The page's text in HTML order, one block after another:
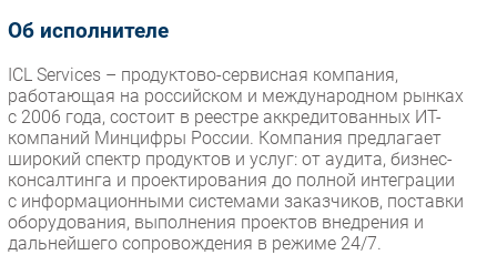
Об исполнителе
ICL Services – продуктово-сервисная компания,
работающая на российском и международном рынках
с 2006 года, состоит в реестре аккредитованных ИТ-
компаний Минцифры России. Компания предлагает
широкий спектр продуктов и услуг: от аудита, бизнес-
консалтинга и проектирования до полной интеграции
с информационными системами заказчиков, поставки
оборудования, выполнения проектов внедрения и
дальнейшего сопровождения в режиме 24/7.